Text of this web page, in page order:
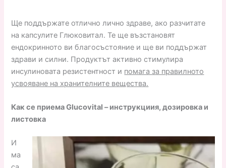
Ще поддържате отлично лично здраве, ако разчитате
на капсулите Глюковитал. Те ще възстановят
ендокринното ви благосъстояние и ще ви поддържат
здрави и силни. Продуктът активно стимулира
инсулиновата резистентност и помага за правилното
усвояване на хранителните вещества.
Как се приема Glucovital – инструкциия, дозировка и
листовка
И
ма